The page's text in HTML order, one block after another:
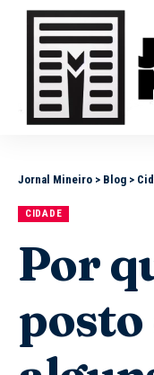
Jornal Mineiro > Blog >
CIDADE
Por